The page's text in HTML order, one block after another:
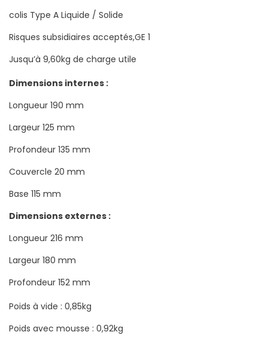
colis Type A Liquide / Solide
Risques subsidiaires acceptés,GE 1
Jusqu’à 9,60kg de charge utile
Dimensions internes :
Longueur 190 mm
Largeur 125 mm
Profondeur 135 mm
Couvercle 20 mm
Base 115 mm
Dimensions externes :
Longueur 216 mm
Largeur 180 mm
Profondeur 152 mm
Poids à vide : 0,85kg
Poids avec mousse : 0,92kg